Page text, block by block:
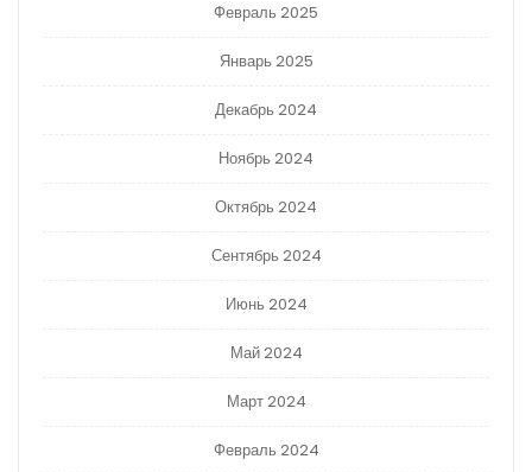
Февраль 2025
Январь 2025
Декабрь 2024
Ноябрь 2024
Октябрь 2024
Сентябрь 2024
Июнь 2024
Май 2024
Март 2024
Февраль 2024